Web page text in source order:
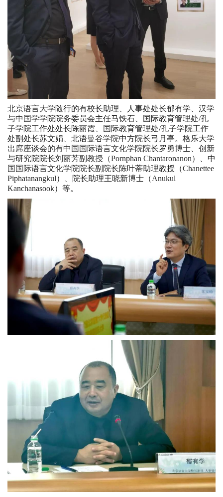
北京语言大学随行的有校长助理、人事处处长郁有学、汉学
与中国学学院院务委员会主任马铁石、国际教育管理处/孔
子学院工作处处长陈丽霞、国际教育管理处/孔子学院工作
处副处长苏文娟、北语曼谷学院中方院长弓月亭。格乐大学
出席座谈会的有中国国际语言文化学院院长罗勇博士、创新
与研究院院长刘丽芳副教授（Pornphan Chantaronanon）、中
国国际语言文化学院院长副院长陈叶蒂助理教授（Chanettee
Piphatanangkul）、院长助理王晓新博士（Anukul
Kanchanasook）等。